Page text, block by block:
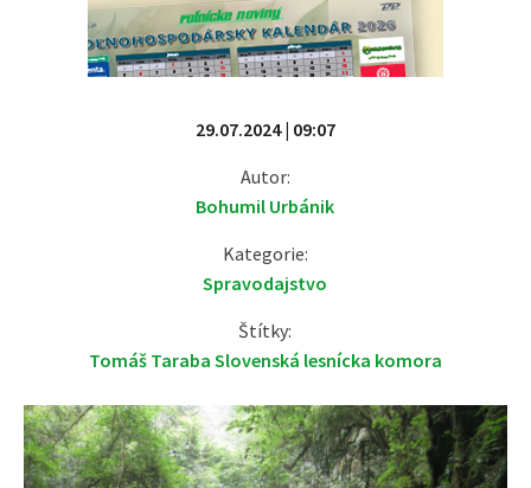
29.07.2024 | 09:07
Autor:
Bohumil Urbánik
Kategorie:
Spravodajstvo
Štítky:
Tomáš Taraba Slovenská lesnícka komora